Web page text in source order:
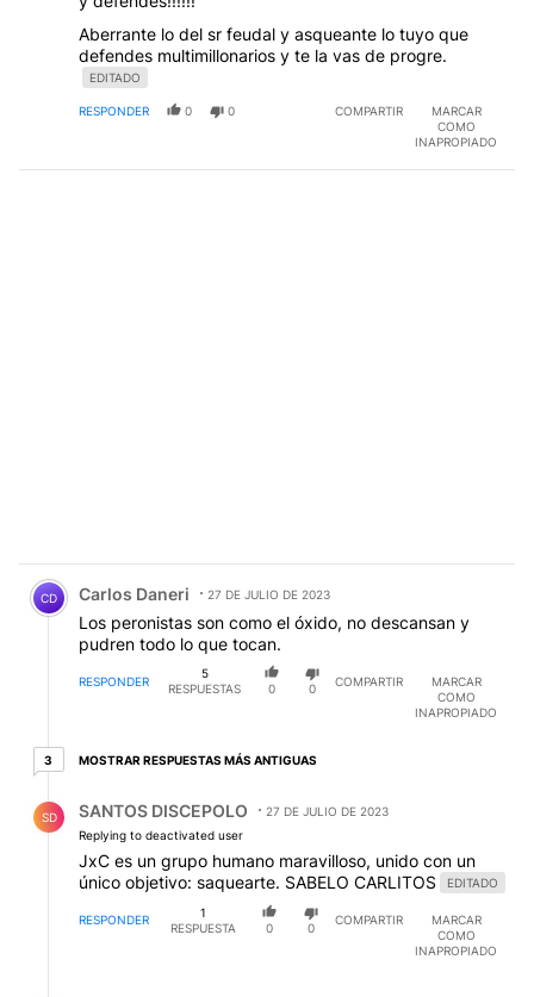
Aberrante lo del sr feudal y asqueante lo tuyo que
defendes multimillonarios y te la vas de progre.
EDITADO
RESPONDER 0 0 COMPARTIR
MARCAR
COMO
INAPROPIADO
Comentario de Carlos Daneri.
CD Carlos Daneri 27 DE JULIO DE 2023
Los peronistas son como el óxido, no descansan y
pudren todo lo que tocan.
RESPONDER
5
RESPUESTAS
0 0
COMPARTIR
MARCAR
COMO
INAPROPIADO
33 respuestas más antiguas
MOSTRAR RESPUESTAS MÁS ANTIGUAS
SD SANTOS DISCEPOLO
27 DE JULIO DE 2023
Replying to deactivated user
JxC es un grupo humano maravilloso, unido con un
único objetivo: saquearte. SABELO CARLITOS
EDITADO
RESPONDER
1
RESPUESTA
0 0
COMPARTIR
MARCAR
COMO
INAPROPIADO